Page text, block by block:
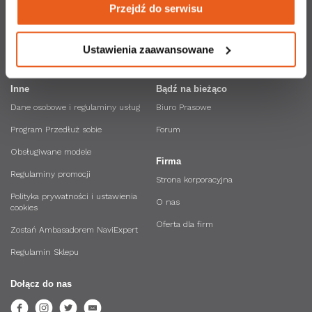
informacji znajdziesz w naszej polityce prywatności
Przejdź do serwisu
Ustawienia zaawansowane
LINK4 Doceniamy dobrych
Bądź na bieżąco
Biuro Prasowe
Forum
Firma
Strona korporacyjna
O nas
Oferta dla firm
Inne
Dane osobowe i regulaminy usług
Program Przedłuż sobie
Obsługiwane modele
Regulaminy promocji
Polityka prywatności i ustawienia
cookies
Zostań Ambasadorem NaviExpert
Regulamin Sklepu
Dołącz do nas